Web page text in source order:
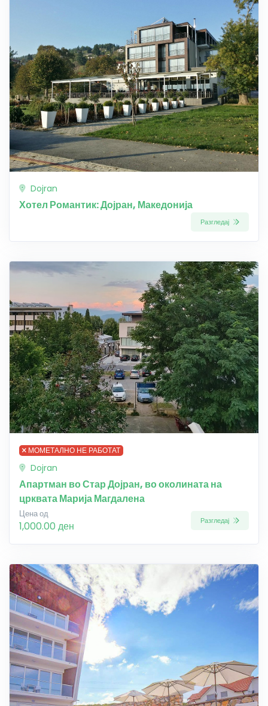
Dojran
Хотел Романтик: Дојран, Македонија
Разгледај
МОМЕТАЛНО НЕ РАБОТАТ
Dojran
Апартман во Стар Дојран, во околината на
црквата Марија Магдалена
Цена од
1,000.00 ден Разгледај